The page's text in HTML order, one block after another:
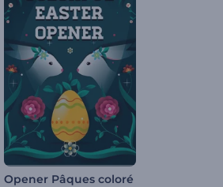
Opener Pâques coloré